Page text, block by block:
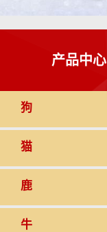
产品中心
狗
猫
鹿
牛